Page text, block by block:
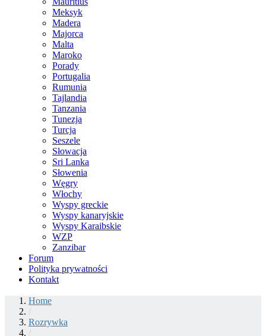
Meksyk
Madera
Majorca
Malta
Maroko
Porady
Portugalia
Rumunia
Tajlandia
Tanzania
Tunezja
Turcja
Seszele
Słowacja
Sri Lanka
Słowenia
Węgry
Włochy
Wyspy greckie
Wyspy kanaryjskie
Wyspy Karaibskie
WZP
Zanzibar
Forum
Polityka prywatności
Kontakt
Home
/
Rozrywka
/